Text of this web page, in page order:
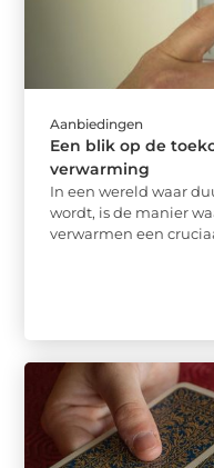
Aanbiedingen
Een blik op de
verwarming
In een wereld waar
wordt, is de manier
verwarmen een